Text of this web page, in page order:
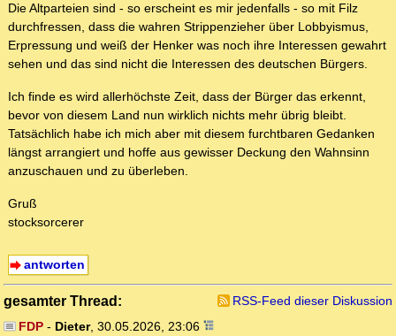
Die Altparteien sind - so erscheint es mir jedenfalls - so mit Filz
durchfressen, dass die wahren Strippenzieher über Lobbyismus,
Erpressung und weiß der Henker was noch ihre Interessen gewahrt
sehen und das sind nicht die Interessen des deutschen Bürgers.
Ich finde es wird allerhöchste Zeit, dass der Bürger das erkennt,
bevor von diesem Land nun wirklich nichts mehr übrig bleibt.
Tatsächlich habe ich mich aber mit diesem furchtbaren Gedanken
längst arrangiert und hoffe aus gewisser Deckung den Wahnsinn
anzuschauen und zu überleben.
Gruß
stocksorcerer
antworten
gesamter Thread:
RSS-Feed dieser Diskussion
FDP- Dieter, 30.05.2026, 23:06